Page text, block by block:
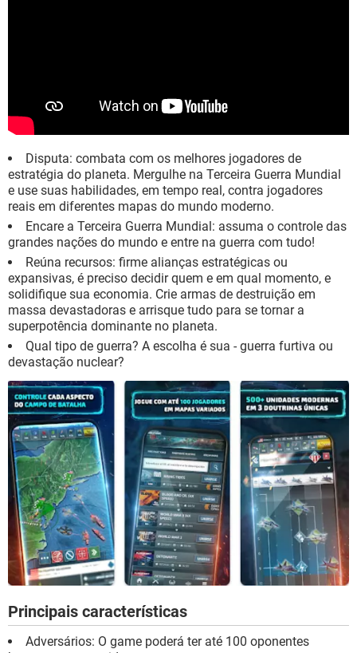
Disputa: combata com os melhores jogadores de
estratégia do planeta. Mergulhe na Terceira Guerra Mundial
e use suas habilidades, em tempo real, contra jogadores
reais em diferentes mapas do mundo moderno.
Encare a Terceira Guerra Mundial: assuma o controle das
grandes nações do mundo e entre na guerra com tudo!
Reúna recursos: firme alianças estratégicas ou
expansivas, é preciso decidir quem e em qual momento, e
solidifique sua economia. Crie armas de destruição em
massa devastadoras e arrisque tudo para se tornar a
superpotência dominante no planeta.
Qual tipo de guerra? A escolha é sua - guerra furtiva ou
devastação nuclear?
Principais características
Adversários: O game poderá ter até 100 oponentes